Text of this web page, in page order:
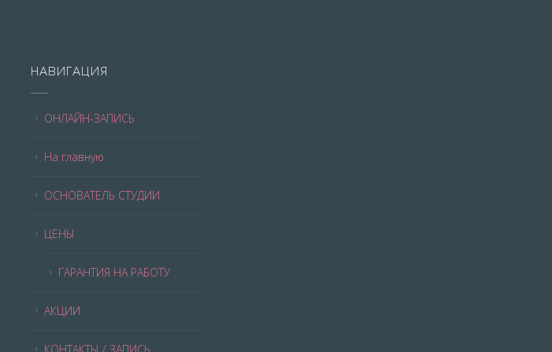
НАВИГАЦИЯ
ОНЛАЙН-ЗАПИСЬ
На главную
ОСНОВАТЕЛЬ СТУДИИ
ЦЕНЫ
ГАРАНТИЯ НА РАБОТУ
АКЦИИ